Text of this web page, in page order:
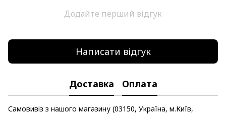
Додайте перший відгук
Написати відгук
Доставка Оплата
Самовивіз з нашого магазину (03150, Україна, м.Київ,